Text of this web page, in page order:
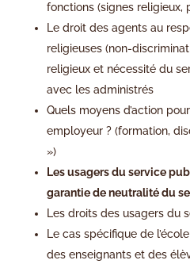
fonctions (signes religieux,
Le droit des agents au
religieuses (non-
religieux et nécessité du
avec les administrés
Quels moyens d’action
employeur ? (formation,
»)
Les usagers du service
garantie de neutralité du
Les droits des usagers du
Le cas spécifique de
des enseignants et des